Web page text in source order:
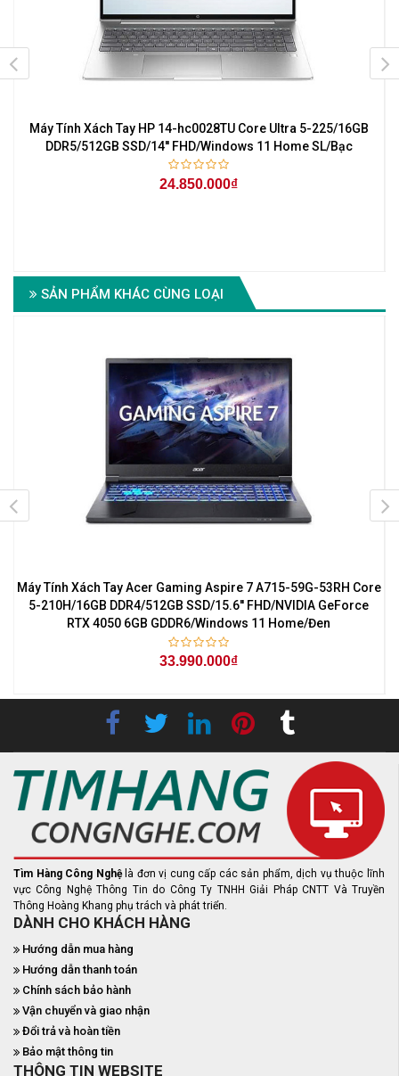
Máy Tính Xách Tay HP 14-hc0028TU Core Ultra 5-225/16GB
DDR5/512GB SSD/14'' FHD/Windows 11 Home SL/Bạc
24.850.000₫
SẢN PHẨM KHÁC CÙNG LOẠI
Máy Tính Xách Tay Acer Gaming Aspire 7 A715-59G-53RH Core
5-210H/16GB DDR4/512GB SSD/15.6'' FHD/NVIDIA GeForce
RTX 4050 6GB GDDR6/Windows 11 Home/Đen
33.990.000₫
Tìm Hàng Công Nghệ là đơn vị cung cấp các sản phẩm, dịch vụ thuộc lĩnh
vực Công Nghệ Thông Tin do Công Ty TNHH Giải Pháp CNTT Và Truyền
Thông Hoàng Khang phụ trách và phát triển.
DÀNH CHO KHÁCH HÀNG
Hướng dẫn mua hàng
Hướng dẫn thanh toán
Chính sách bảo hành
Vận chuyển và giao nhận
Đổi trả và hoàn tiền
Bảo mật thông tin
THÔNG TIN WEBSITE